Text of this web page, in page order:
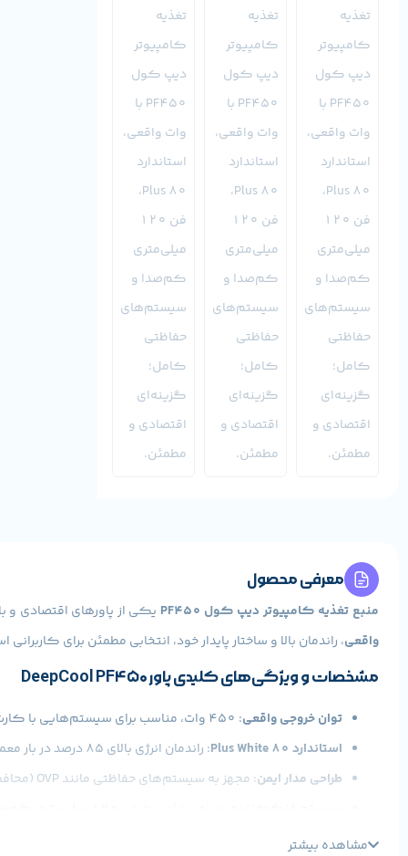
معرفی محصول
منبع تغذیه کامپیوتر دیپ کول PF450 یکی از پاورهای اقتصادی و
واقعی، راندمان بالا و ساختار پایدار خود، انتخابی مطمئن برای
مشخصات و ویژگی‌های کلیدی پاور DeepCool PF450
توان خروجی واقعی: 450 وات، مناسب برای سیستم‌هایی با کارت گرافیک میان‌رده و پردازنده‌های چند هسته‌ای.
استاندارد 80 Plus White
: راندمان انرژی بالای 85 درصد در بار معمولی، کاهش مصرف برق و تولید حرارت کمتر.
طراحی مدار ایمن: مجهز به سیستم‌های حفاظتی مانند OVP (محافظت در برابر افزایش ولتاژ)، OPP (محافظت در برابر توان بیش‌ازحد)، SCP (محافظت در برابر اتصال کوتاه) و UVP (محافظت در برابر افت ولتاژ).
طراحی کابل‌ها
مشاهده بیشتر